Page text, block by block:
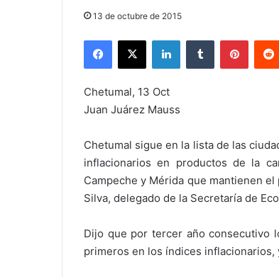
13 de octubre de 2015
Facebook
X LinkedInTumblr
Chetumal, 13 Oct
Juan Juárez Mauss
Chetumal sigue en la lista de las
inflacionarios en productos de la
Campeche y Mérida que mantienen
Silva, delegado de la Secretaría de
Dijo que por tercer año consecutivo
primeros en los índices inflacionarios,